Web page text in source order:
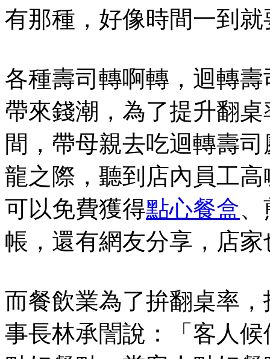
有那種，好像時間一到
各種壽司轉啊轉，迴轉
帶來錢潮，為了提升翻
間，帶母親去吃迴轉壽
龍之際，聽到店內員工
可以免費獲得點心餐盒
帳，還有網友分享，店
而餐飲業為了拚翻桌率
事長林承誾說：「客人